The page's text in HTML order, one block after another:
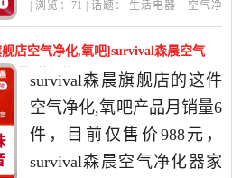
活电器当中性价比很高的
空气净化,氧吧，由广东 广
州发货。
| 浏览： 71 | 话题： 生活电器
空气净
店空气净化,氧吧]survival森晨空气
销量6件仅售988元
survival森晨旗舰店的这件
空气净化,氧吧产品月销量6
件，目前仅售价988元，
survival森晨空气净化器家